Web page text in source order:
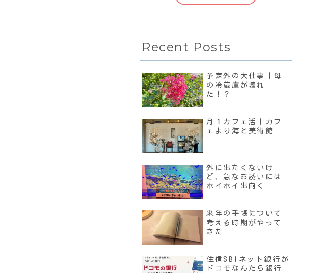
Recent Posts
予定外の大仕事｜母
の冷蔵庫が壊れ
た！？
月１カフェ活｜カフ
ェより海と美術館
外に出たくないけ
ど、急なお誘いには
ホイホイ出向く
来年の手帳について
考える時期がやって
きた
住信SBIネット銀行が
ドコモなんたら銀行